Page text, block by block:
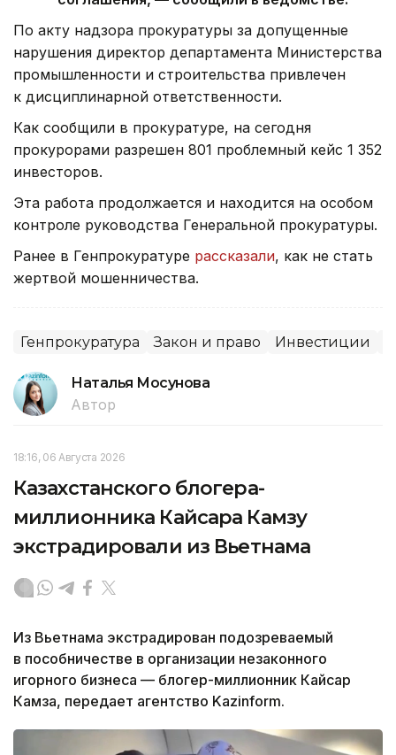
По акту надзора прокуратуры за допущенные
нарушения директор департамента Министерства
промышленности и строительства привлечен
к дисциплинарной ответственности.
Как сообщили в прокуратуре, на сегодня
прокурорами разрешен 801 проблемный кейс 1 352
инвесторов.
Эта работа продолжается и находится на особом
контроле руководства Генеральной прокуратуры.
Ранее в Генпрокуратуре рассказали, как не стать
жертвой мошенничества.
Генпрокуратура Закон и право Инвестиции
Наталья Мосунова
Автор
18:16, 06 Августа 2026
Казахстанского блогера-
миллионника Кайсара Камзу
экстрадировали из Вьетнама
Из Вьетнама экстрадирован подозреваемый
в пособничестве в организации незаконного
игорного бизнеса — блогер-миллионник Кайсар
Камза, передает агентство Kazinform.